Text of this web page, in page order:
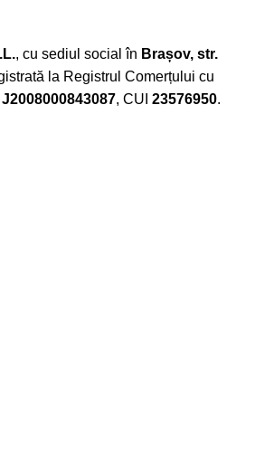
, cu sediul social în Brașov, str.
la Registrul Comerțului cu
J2008000843087, CUI 23576950.​